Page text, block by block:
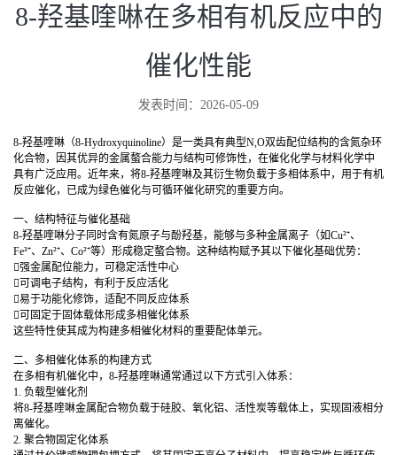
8-羟基喹啉在多相有机反应中的
催化性能
发表时间：2026-05-09
8-羟基喹啉（8-Hydroxyquinoline）是一类具有典型N,O双齿配位结构的含氮杂环
化合物，因其优异的金属螯合能力与结构可修饰性，在催化化学与材料化学中
具有广泛应用。近年来，将8-羟基喹啉及其衍生物负载于多相体系中，用于有机
反应催化，已成为绿色催化与可循环催化研究的重要方向。
一、结构特征与催化基础
8-羟基喹啉分子同时含有氮原子与酚羟基，能够与多种金属离子（如Cu²⁺、
Fe³⁺、Zn²⁺、Co²⁺等）形成稳定螯合物。这种结构赋予其以下催化基础优势：
强金属配位能力，可稳定活性中心
可调电子结构，有利于反应活化
易于功能化修饰，适配不同反应体系
可固定于固体载体形成多相催化体系
这些特性使其成为构建多相催化材料的重要配体单元。
二、多相催化体系的构建方式
在多相有机催化中，8-羟基喹啉通常通过以下方式引入体系：
1. 负载型催化剂
将8-羟基喹啉金属配合物负载于硅胶、氧化铝、活性炭等载体上，实现固液相分
离催化。
2. 聚合物固定化体系